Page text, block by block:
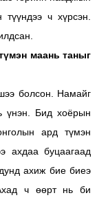
ч хүрсэн.
маань таныг
болсон. Намайг
үнэн. Бид хоёрын
ард түмэн
ахдаа буцаагаад
ахиж бие биеэ
ч өөрт нь би